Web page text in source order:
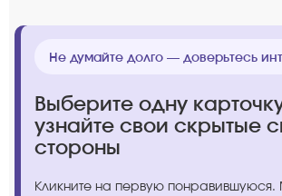
Не думайте долго — доверьтесь
Выберите одну
узнайте свои скрытые
стороны
Кликните на первую